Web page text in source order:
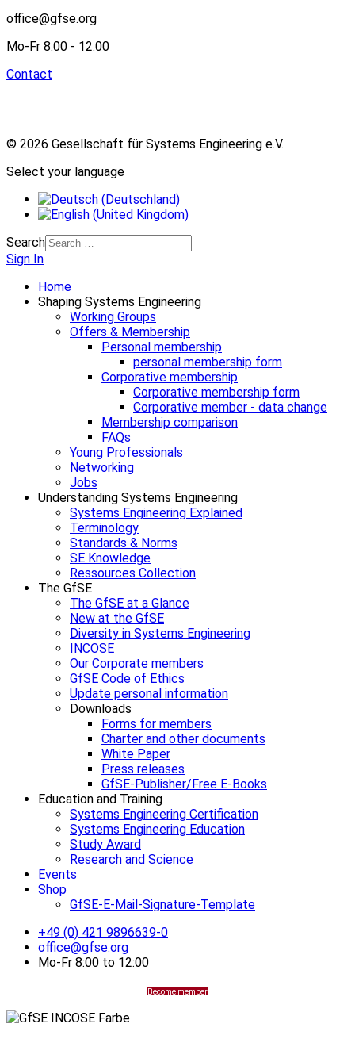
office@gfse.org
Mo-Fr 8:00 - 12:00
Contact
© 2026 Gesellschaft für Systems Engineering e.V.
Select your language
Search
Sign In
Home
Shaping Systems Engineering
Working Groups
Offers & Membership
Personal membership
personal membership form
Corporative membership
Corporative membership form
Corporative member - data change
Membership comparison
FAQs
Young Professionals
Networking
Jobs
Understanding Systems Engineering
Systems Engineering Explained
Terminology
Standards & Norms
SE Knowledge
Ressources Collection
The GfSE
The GfSE at a Glance
New at the GfSE
Diversity in Systems Engineering
INCOSE
Our Corporate members
GfSE Code of Ethics
Update personal information
Downloads
Forms for members
Charter and other documents
White Paper
Press releases
GfSE-Publisher/Free E-Books
Education and Training
Systems Engineering Certification
Systems Engineering Education
Study Award
Research and Science
Events
Shop
GfSE-E-Mail-Signature-Template
+49 (0) 421 9896639-0
office@gfse.org
Mo-Fr 8:00 to 12:00
Become member